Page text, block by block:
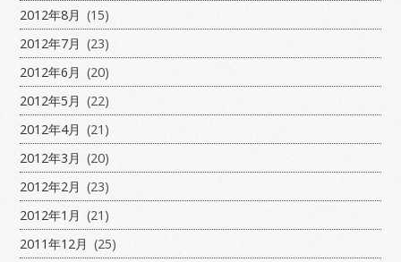
2012年8月 (15)
2012年7月 (23)
2012年6月 (20)
2012年5月 (22)
2012年4月 (21)
2012年3月 (20)
2012年2月 (23)
2012年1月 (21)
2011年12月 (25)